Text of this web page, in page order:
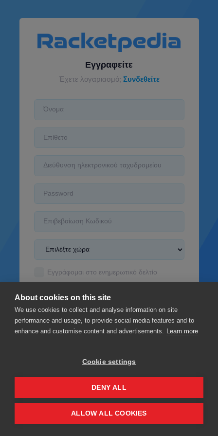
Εγγραφείτε
Έχετε λογαριασμό; Συνδεθείτε
Εγγράφομαι στο ενημερωτικό δελτίο
διάβασα τοΠολιτική απορρήτου
Privacy Όροι και Προϋποθέσεις
About cookies on this site
We use cookies to collect and analyse information on site
performance and usage, to provide social media features and to
enhance and customise content and advertisements. Learn more
Cookie settings
DENY ALL
ALLOW ALL COOKIES